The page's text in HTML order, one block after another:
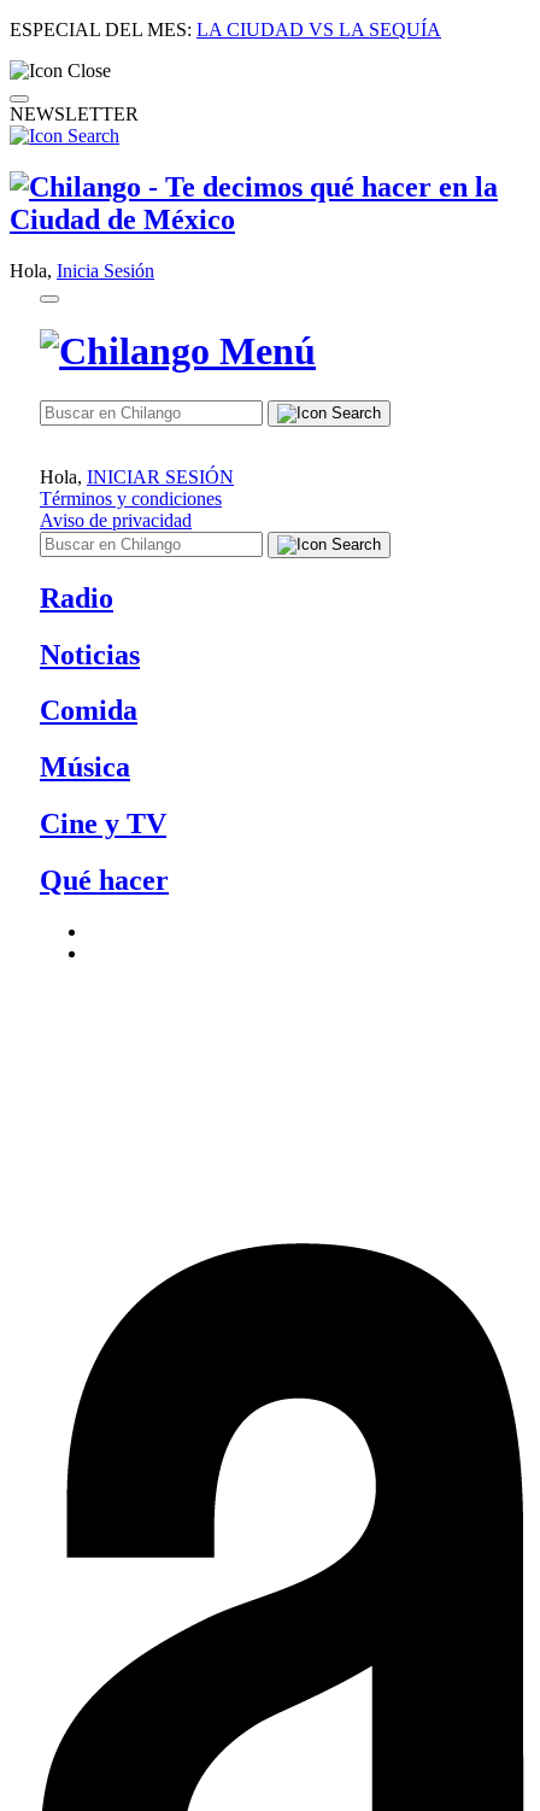
ESPECIAL DEL MES: LA CIUDAD VS LA SEQUÍA
NEWSLETTER
Hola, Inicia Sesión
Hola, INICIAR SESIÓN
Términos y condiciones
Aviso de privacidad
Radio
Noticias
Comida
Música
Cine y TV
Qué hacer